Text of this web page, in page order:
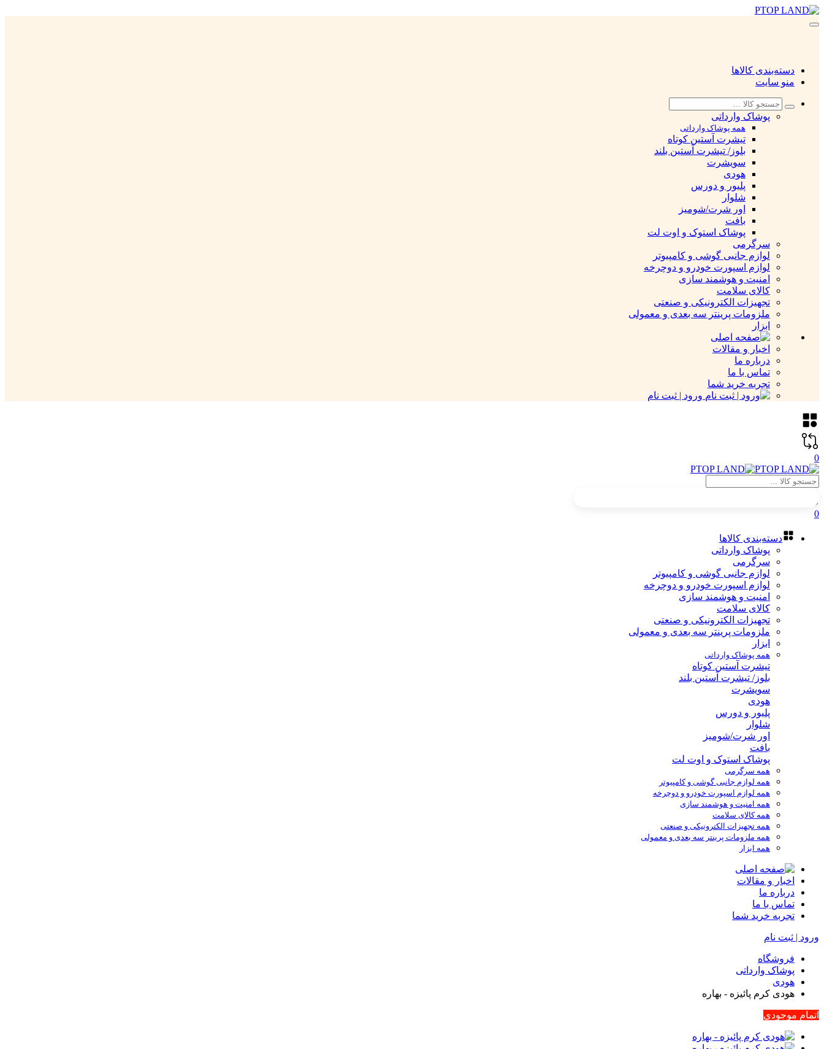
دسته‌بندی کالاها
منو سایت
پوشاک وارداتی
همه پوشاک وارداتی
تیشرت آستین کوتاه
بلوز/ تیشرت آستین بلند
سویشرت
هودی
پلیور و دورس
شلوار
اور شرت/شومیز
بافت
پوشاک استوک و اوت لت
سرگرمی
لوازم جانبی گوشی و کامپیوتر
لوازم اسپورت خودرو و دوچرخه
امنیت و هوشمند سازی
کالای سلامت
تجهیزات الکترونیکی و صنعتی
ملزومات پرینتر سه بعدی و معمولی
ابزار
اخبار و مقالات
درباره ما
تماس با ما
تجربه خرید شما
ورود | ثبت نام
0
0
دسته‌بندی کالاها
پوشاک وارداتی
سرگرمی
لوازم جانبی گوشی و کامپیوتر
لوازم اسپورت خودرو و دوچرخه
امنیت و هوشمند سازی
کالای سلامت
تجهیزات الکترونیکی و صنعتی
ملزومات پرینتر سه بعدی و معمولی
ابزار
همه پوشاک وارداتی
تیشرت آستین کوتاه
بلوز/ تیشرت آستین بلند
سویشرت
هودی
پلیور و دورس
شلوار
اور شرت/شومیز
بافت
پوشاک استوک و اوت لت
همه سرگرمی
همه لوازم جانبی گوشی و کامپیوتر
همه لوازم اسپورت خودرو و دوچرخه
همه امنیت و هوشمند سازی
همه کالای سلامت
همه تجهیزات الکترونیکی و صنعتی
همه ملزومات پرینتر سه بعدی و معمولی
همه ابزار
اخبار و مقالات
درباره ما
تماس با ما
تجربه خرید شما
ورود | ثبت نام
فروشگاه
پوشاک وارداتی
هودی
هودی کرم پائیزه - بهاره
اتمام موجودی